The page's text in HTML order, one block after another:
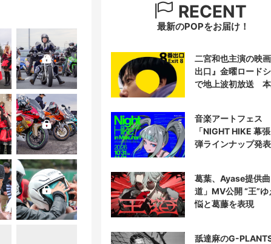
RECENT
最新のPOPをお届け！
二宮和也主演の映
出口』金曜ロード
で地上波初放送 本
音楽アートフェス
「NIGHT HIKE 幕
弾ラインナップ発
葛葉、Ayase提供
道」MV公開 “王”ゆ
悩と葛藤を表現
舐達麻のG-